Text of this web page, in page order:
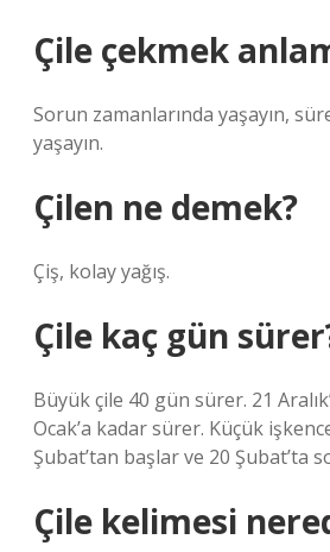
Çile çekmek
Sorun zamanlarında yaşayın,
yaşayın.
Çilen ne demek?
Çiş, kolay yağış.
Çile kaç gün
Büyük çile 40 gün sürer. 21
Ocak’a kadar sürer. Küçük
Şubat’tan başlar ve 20 Şubat’ta
Çile kelimesi